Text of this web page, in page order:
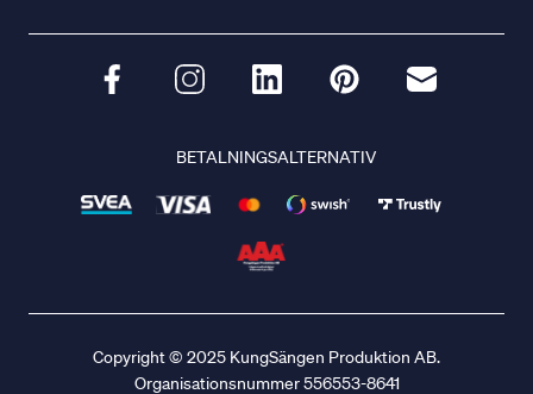
BETALNINGSALTERNATIV
Copyright © 2025 KungSängen Produktion AB.
Organisationsnummer 556553-8641